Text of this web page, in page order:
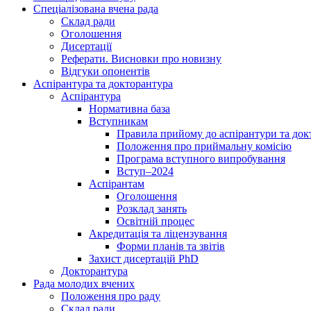
Спеціалізована вчена рада
Склад ради
Оголошення
Дисертації
Реферати. Висновки про новизну
Відгуки опонентів
Аспірантура та докторантура
Аспірантура
Нормативна база
Вступникам
Правила прийому до аспірантури та
Положення про приймальну комісію
Програма вступного випробування
Вступ–2024
Аспірантам
Оголошення
Розклад занять
Освітній процес
Акредитація та ліцензування
Форми планів та звітів
Захист дисертацій PhD
Докторантура
Рада молодих вчених
Положення про раду
Склад ради